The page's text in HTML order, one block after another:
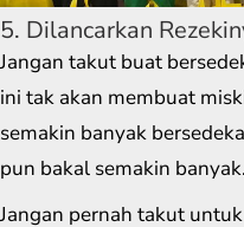
5. Dilancarkan
Jangan takut buat
ini tak akan membuat
semakin banyak
pun bakal semakin banyak.
Jangan pernah takut